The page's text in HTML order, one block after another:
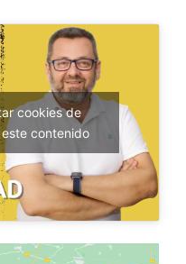
cookies de
contenido